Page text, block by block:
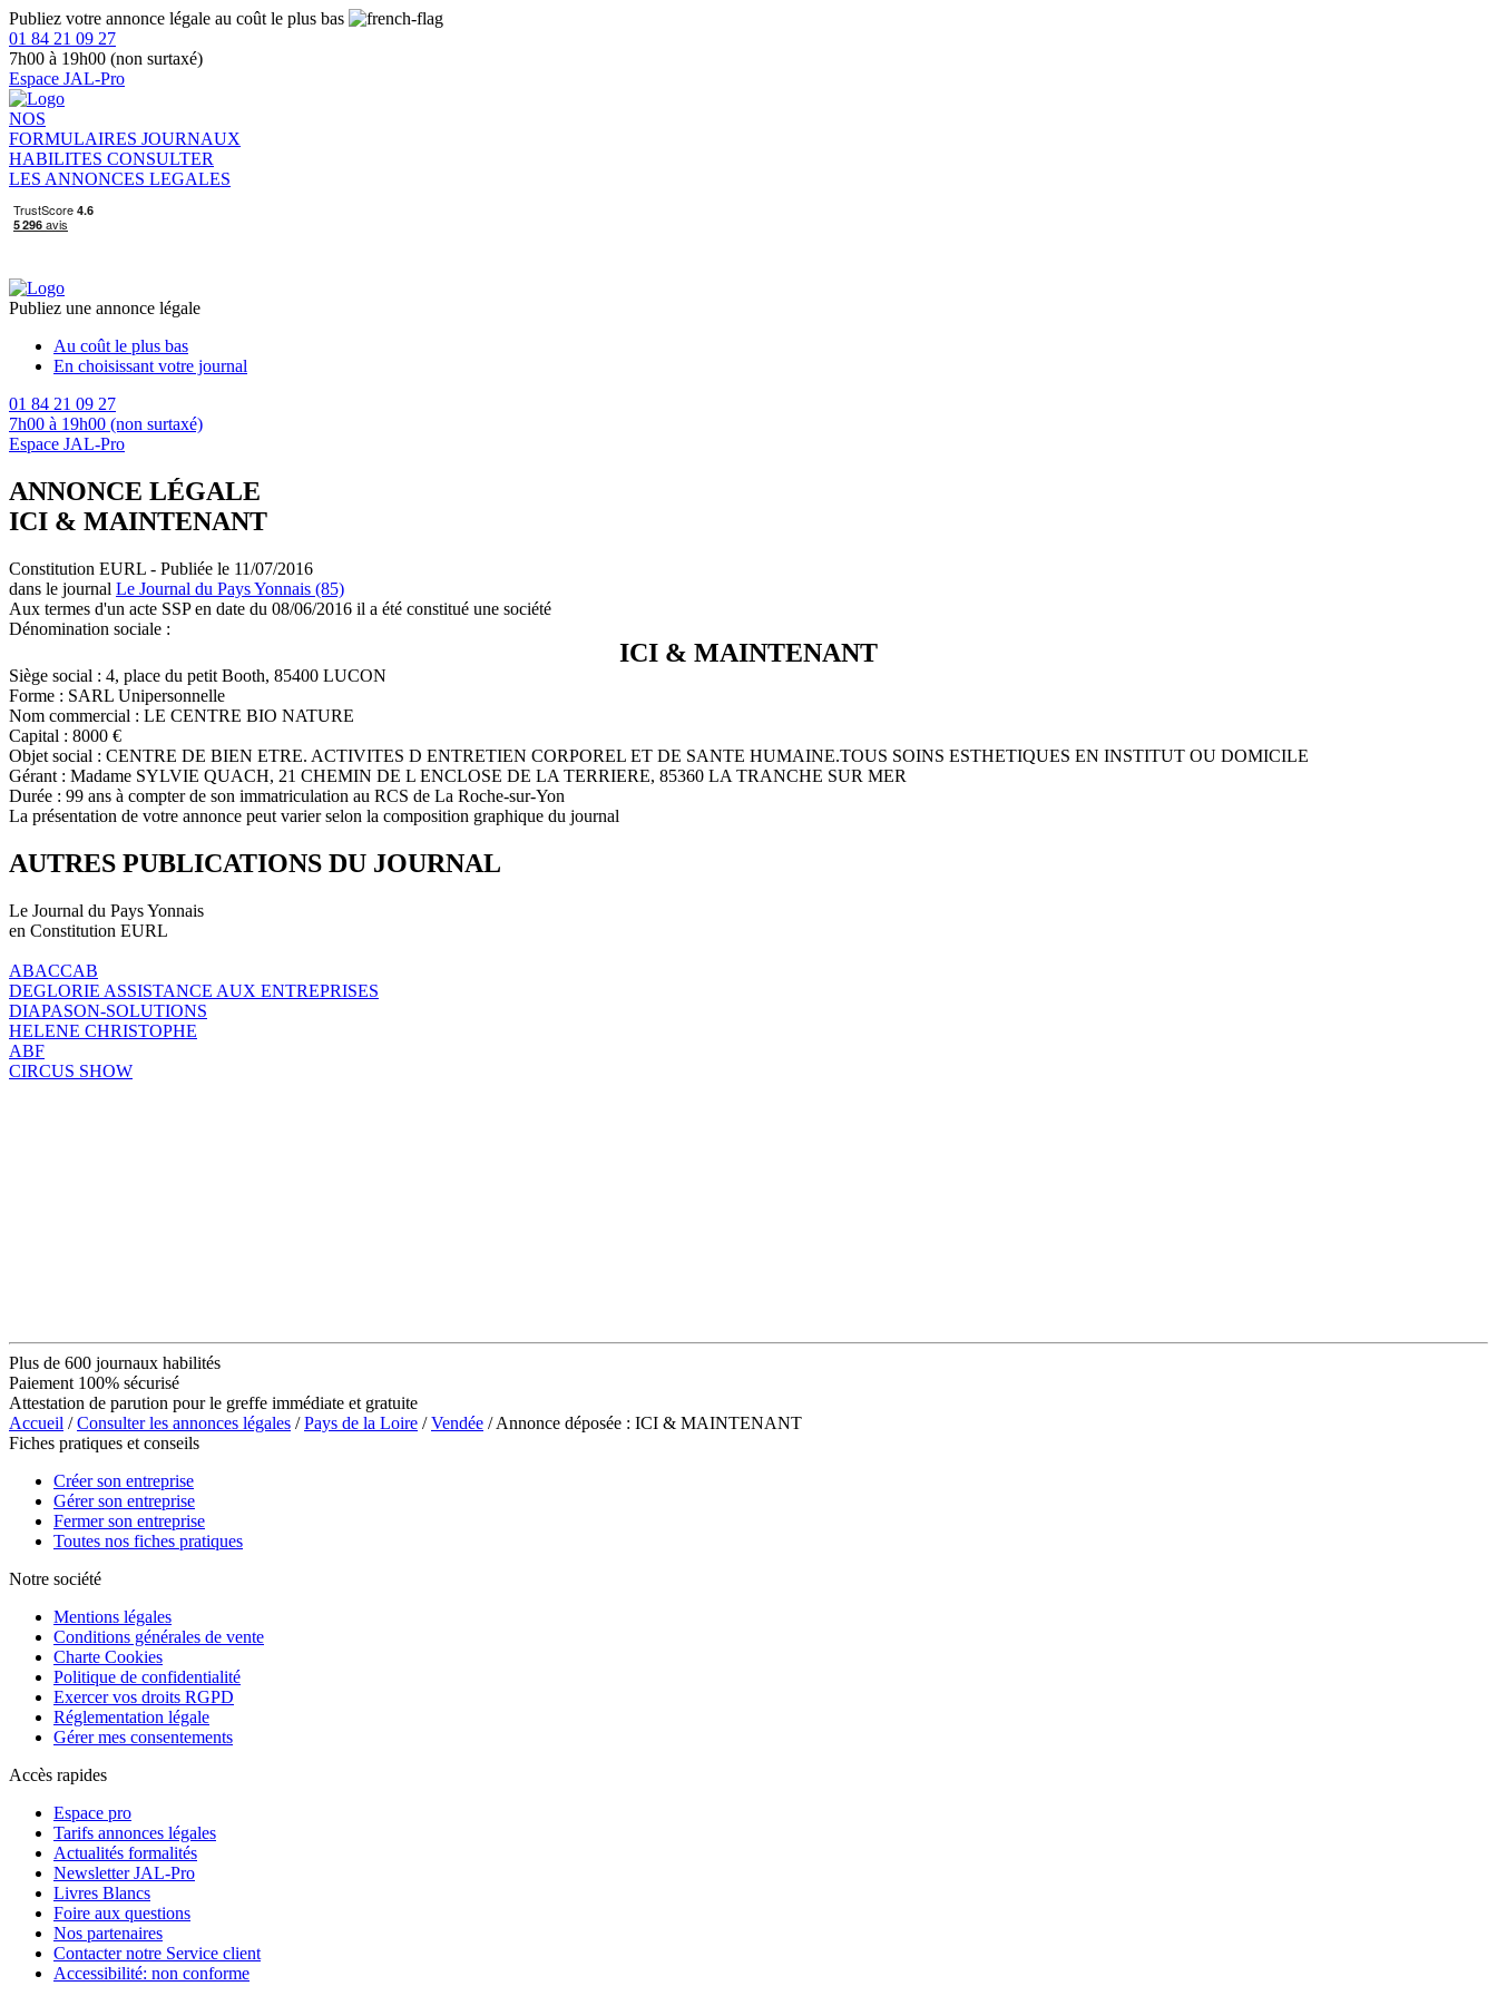
Publiez votre annonce légale au coût le plus bas
01 84 21 09 27
7h00 à 19h00 (non surtaxé)
Espace JAL-Pro
NOS
FORMULAIRES JOURNAUX
HABILITES CONSULTER
LES ANNONCES LEGALES
Publiez une annonce légale
Au coût le plus bas
En choisissant votre journal
01 84 21 09 27
7h00 à 19h00 (non surtaxé)
Espace JAL-Pro
ANNONCE LÉGALE
ICI & MAINTENANT
Constitution EURL - Publiée le 11/07/2016
dans le journal Le Journal du Pays Yonnais (85)
Aux termes d'un acte SSP en date du 08/06/2016 il a été constitué une société
Dénomination sociale :
ICI & MAINTENANT
Siège social : 4, place du petit Booth, 85400 LUCON
Forme : SARL Unipersonnelle
Nom commercial : LE CENTRE BIO NATURE
Capital : 8000 €
Objet social : CENTRE DE BIEN ETRE. ACTIVITES D ENTRETIEN CORPOREL ET DE SANTE HUMAINE.TOUS SOINS ESTHETIQUES EN INSTITUT OU DOMICILE
Gérant : Madame SYLVIE QUACH, 21 CHEMIN DE L ENCLOSE DE LA TERRIERE, 85360 LA TRANCHE SUR MER
Durée : 99 ans à compter de son immatriculation au RCS de La Roche-sur-Yon
La présentation de votre annonce peut varier selon la composition graphique du journal
AUTRES PUBLICATIONS DU JOURNAL
Le Journal du Pays Yonnais
en Constitution EURL
ABACCAB
DEGLORIE ASSISTANCE AUX ENTREPRISES
DIAPASON-SOLUTIONS
HELENE CHRISTOPHE
ABF
CIRCUS SHOW
Plus de 600 journaux habilités
Paiement 100% sécurisé
Attestation de parution pour le greffe immédiate et gratuite
Accueil /Consulter les annonces légales /Pays de la Loire /Vendée / Annonce déposée : ICI & MAINTENANT
Fiches pratiques et conseils
Créer son entreprise
Gérer son entreprise
Fermer son entreprise
Toutes nos fiches pratiques
Notre société
Mentions légales
Conditions générales de vente
Charte Cookies
Politique de confidentialité
Exercer vos droits RGPD
Réglementation légale
Gérer mes consentements
Accès rapides
Espace pro
Tarifs annonces légales
Actualités formalités
Newsletter JAL-Pro
Livres Blancs
Foire aux questions
Nos partenaires
Contacter notre Service client
Accessibilité: non conforme